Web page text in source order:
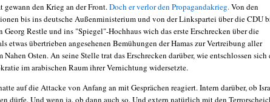
gewann den Krieg an der Front. Doch er verlor den Propagandakrieg. Von den
bis ins deutsche Außenministerium und von der Linkspartei über die CDU
Georg Restle und ins "Spiegel"-Hochhaus wich das erste Erschrecken über die
etwas übertrieben angesehenen Bemühungen der Hamas zur Vertreibung aller
Nahen Osten. An seine Stelle trat das Erschrecken darüber, wie entschlossen sich
im arabischen Raum ihrer Vernichtung widersetzte.
auf die Attacke von Anfang an mit Gesprächen reagiert. Intern darüber, ob
dürfe. Und wenn ja, ob dann auch so. Und extern natürlich mit den